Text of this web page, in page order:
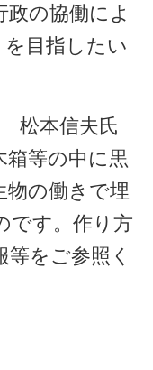
の協働によ
を目指したい
松本信夫氏
等の中に黒
物の働きで埋
です。作り方
をご参照く